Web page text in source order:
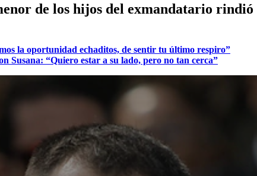
de los hijos del exmandatario
la oportunidad echaditos, de sentir tu último respiro”
Susana: “Quiero estar a su lado, pero no tan cerca”